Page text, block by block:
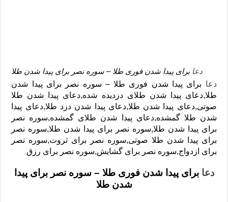
دعا برای پیدا شدن فوری طلا – سوره نصر برای پیدا شدن طلا
دعا برای پیدا شدن فوری طلا – سوره نصر برای پیدا شدن
طلا,دعای پیدا شدن طلای دزدیده شده,دعای پیدا شدن طلا
صوتی,دعای پیدا شدن طلا,دعای پیدا شدن دزد طلا,دعای پیدا
شدن طلا گمشده,دعای پیدا شدن طلای گمشده,سوره نصر
برای پیدا شدن طلا,سوره نصر برای پیدا شدن طلا,سوره نصر
برای پیدا شدن طلا صوتی,سوره نصر برای ثروت,سوره نصر
برای ازدواج,سوره نصر برای گشایش,سوره نصر برای رزق
دعا برای پیدا شدن فوری طلا – سوره نصر برای پیدا
شدن طلا